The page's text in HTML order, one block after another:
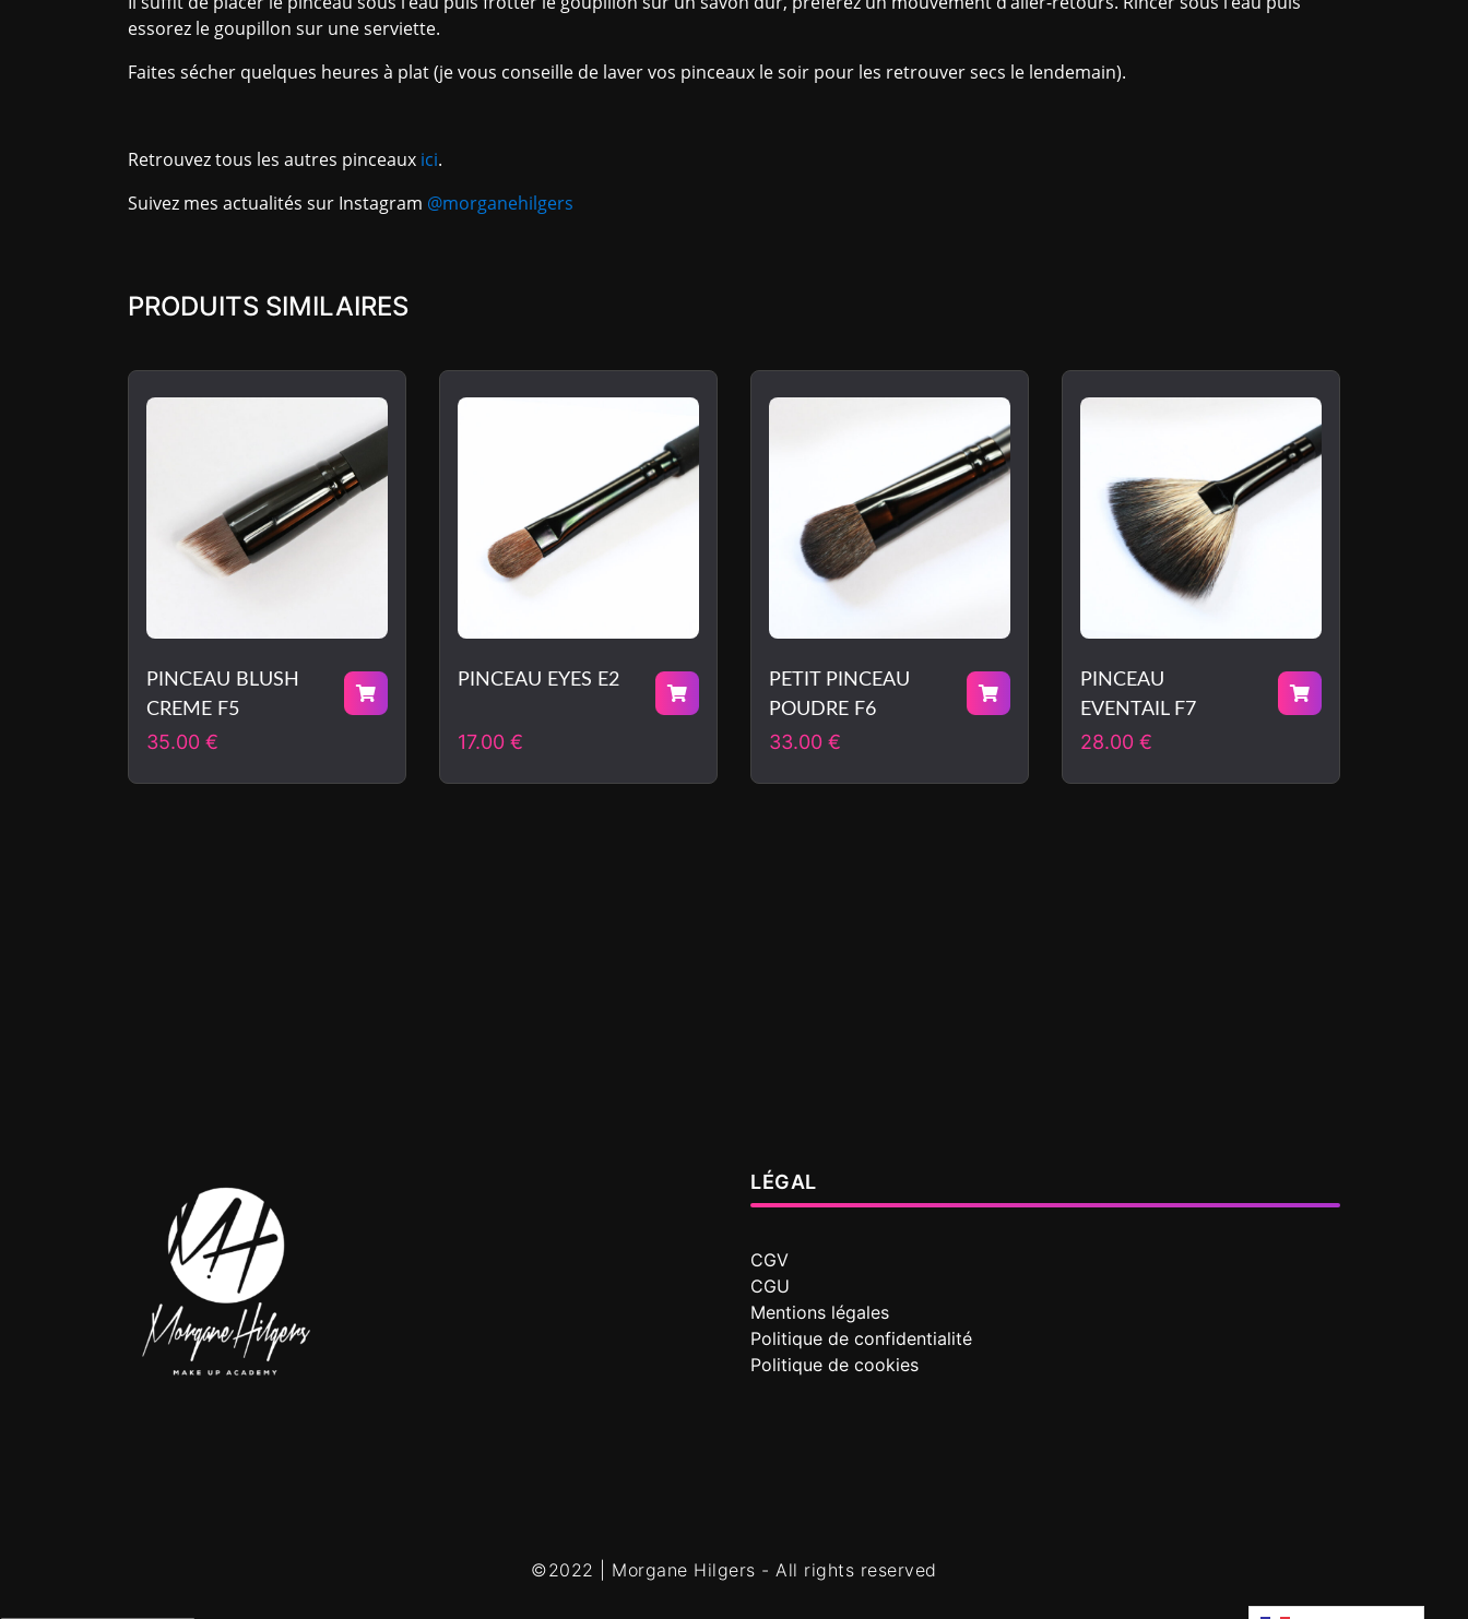
essorez le goupillon sur une serviette.
Faites sécher quelques heures à plat (je vous conseille de laver vos pinceaux le soir pour les retrouver secs le lendemain).
Retrouvez tous les autres pinceaux ici.
Suivez mes actualités sur Instagram @morganehilgers
PRODUITS SIMILAIRES
PINCEAU BLUSH
CREME F5
35.00 €
PINCEAU EYES E2
17.00 €
PETIT PINCEAU
POUDRE F6
33.00 €
PINCEAU
EVENTAIL F7
28.00 €
LÉGAL
CGV
CGU
Mentions légales
Politique de confidentialité
Politique de cookies
©2022 | Morgane Hilgers - All rights reserved